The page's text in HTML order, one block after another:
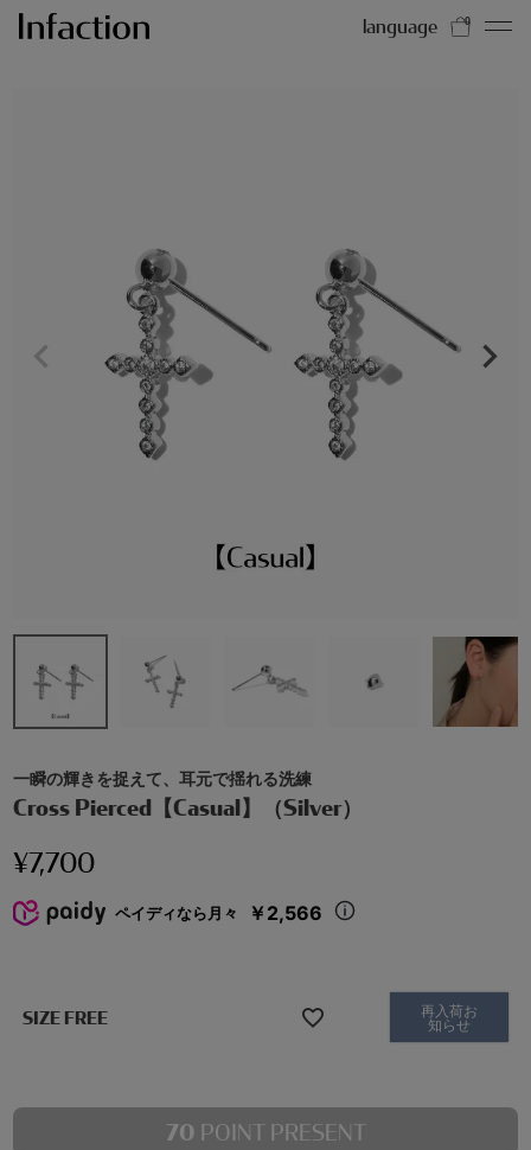
language 0
一瞬の輝きを捉えて、耳元で揺れる洗練
Cross Pierced【Casual】（Silver）
¥7,700
ペイディなら月々 ￥2,566
SIZE FREE
再入荷お
知らせ
70 POINT PRESENT